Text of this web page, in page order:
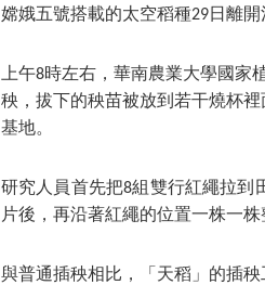
嫦娥五號搭載的太空稻種29日離
上午8時左右，華南農業大學國家
秧，拔下的秧苗被放到若干燒杯
基地。
研究人員首先把8組雙行紅繩拉到
片後，再沿著紅繩的位置一株一
與普通插秧相比，「天稻」的插